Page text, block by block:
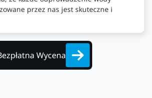
przez nas jest skuteczne i
Wycena